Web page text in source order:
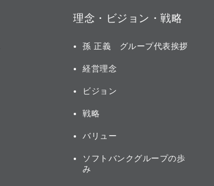
理念・ビジョン・戦略
孫 正義 グループ代表挨拶
経営理念
ビジョン
戦略
バリュー
ソフトバンクグループの歩
み